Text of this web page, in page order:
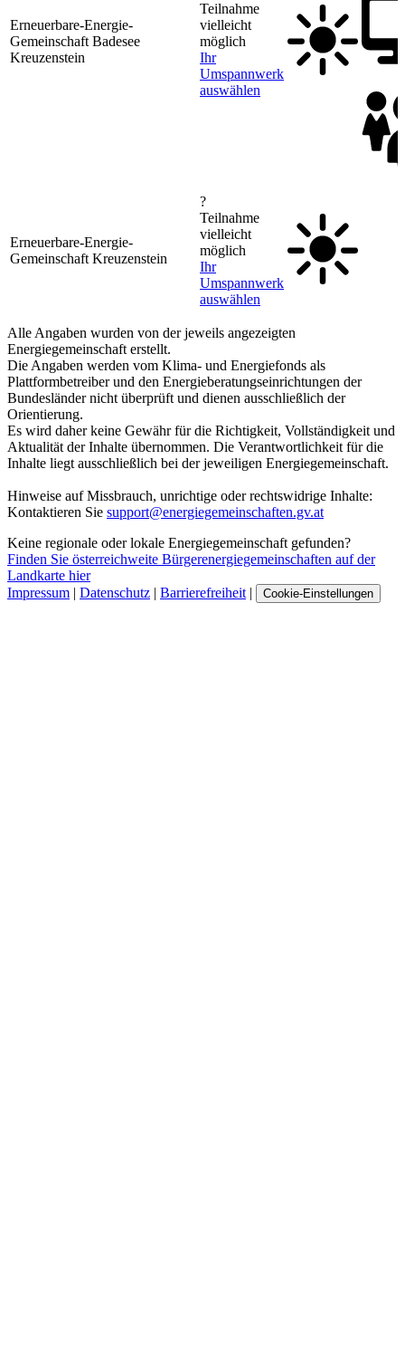
Erneuerbare-Energie-
Gemeinschaft Badesee
Kreuzenstein
Teilnahme
vielleicht
möglich
Ihr
Umspannwerk
auswählen
Erneuerbare-Energie-
Gemeinschaft Kreuzenstein
?
Teilnahme
vielleicht
möglich
Ihr
Umspannwerk
auswählen
Alle Angaben wurden von der jeweils angezeigten
Energiegemeinschaft erstellt.
Die Angaben werden vom Klima- und Energiefonds als
Plattformbetreiber und den Energieberatungseinrichtungen der
Bundesländer nicht überprüft und dienen ausschließlich der
Orientierung.
Es wird daher keine Gewähr für die Richtigkeit, Vollständigkeit und
Aktualität der Inhalte übernommen. Die Verantwortlichkeit für die
Inhalte liegt ausschließlich bei der jeweiligen Energiegemeinschaft.
Hinweise auf Missbrauch, unrichtige oder rechtswidrige Inhalte:
Kontaktieren Sie support@energiegemeinschaften.gv.at
Keine regionale oder lokale Energiegemeinschaft gefunden?
Finden Sie österreichweite Bürgerenergiegemeinschaften auf der
Landkarte hier
Impressum | Datenschutz | Barrierefreiheit | Cookie-Einstellungen